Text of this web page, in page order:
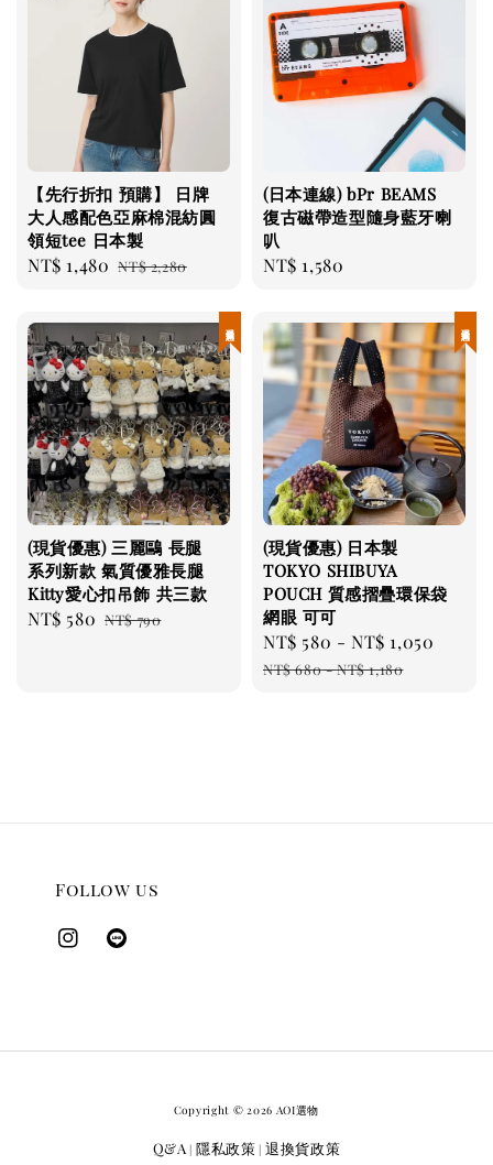
【先行折扣 預購】 日牌
大人感配色亞麻棉混紡圓
領短tee 日本製
Sale
NT$ 1,480 Regular
NT$ 2,280
(日本連線) bPr BEAMS
復古磁帶造型隨身藍牙喇
叭
Regular
NT$ 1,580
(現貨優惠) 三麗鷗 長腿
系列新款 氣質優雅長腿
Kitty愛心扣吊飾 共三款
Sale
NT$ 580 Regular
NT$ 790
(現貨優惠) 日本製
TOKYO SHIBUYA
POUCH 質感摺疊環保袋
網眼 可可
Sale
price
NT$ 580 -NT$ 1,050
NT$ 680-NT$ 1,180
Follow us
Copyright © 2026 AOI選物
Q&A | 隱私政策 | 退換貨政策